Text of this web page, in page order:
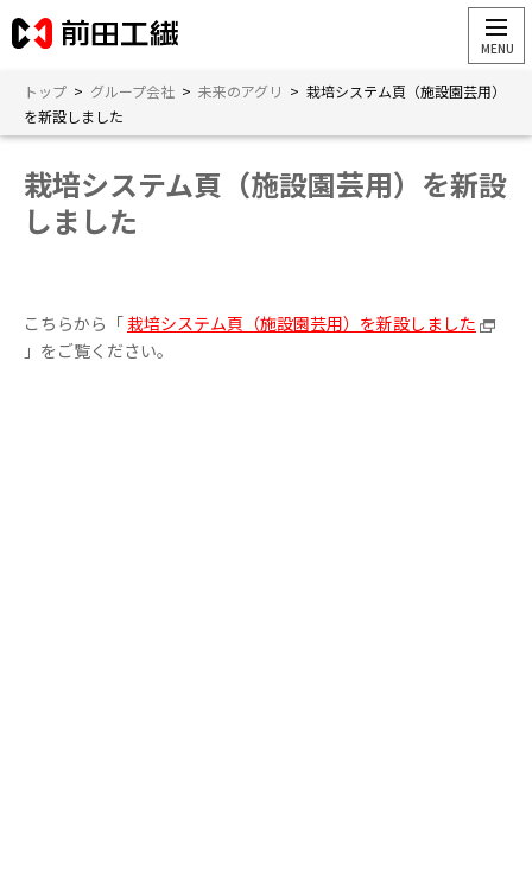
トップ > グループ会社 > 未来のアグリ > 栽培システム頁（施設園芸用）
を新設しました
栽培システム頁（施設園芸用）を新設
しました
こちらから「栽培システム頁（施設園芸用）を新設しました
」をご覧ください。